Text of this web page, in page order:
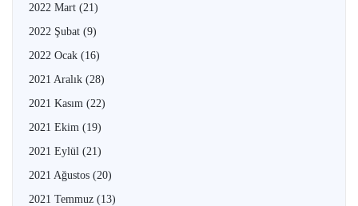
2022 Mart (21)
2022 Şubat (9)
2022 Ocak (16)
2021 Aralık (28)
2021 Kasım (22)
2021 Ekim (19)
2021 Eylül (21)
2021 Ağustos (20)
2021 Temmuz (13)